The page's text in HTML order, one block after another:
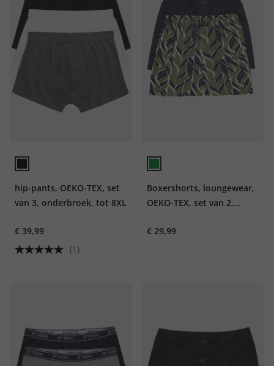
hip-pants, OEKO-TEX, set
van 3, onderbroek, tot 8XL
€ 39,99
(1)
Boxershorts, loungewear,
OEKO-TEX, set van 2,
€ 29,99